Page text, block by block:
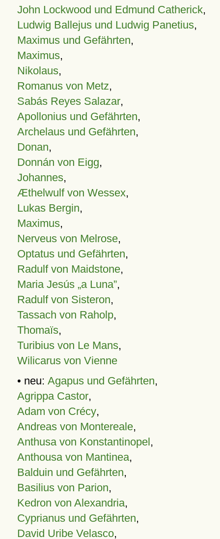
John Lockwood und Edmund Catherick,
Ludwig Ballejus und Ludwig Panetius,
Maximus und Gefährten,
Maximus,
Nikolaus,
Romanus von Metz,
Sabás Reyes Salazar,
Apollonius und Gefährten,
Archelaus und Gefährten,
Donan,
Donnán von Eigg,
Johannes,
Æthelwulf von Wessex,
Lukas Bergin,
Maximus,
Nerveus von Melrose,
Optatus und Gefährten,
Radulf von Maidstone,
Maria Jesús „a Luna”,
Radulf von Sisteron,
Tassach von Raholp,
Thomaïs,
Turibius von Le Mans,
Wilicarus von Vienne
• neu: Agapus und Gefährten,
Agrippa Castor,
Adam von Crécy,
Andreas von Montereale,
Anthusa von Konstantinopel,
Anthousa von Mantinea,
Balduin und Gefährten,
Basilius von Parion,
Kedron von Alexandria,
Cyprianus und Gefährten,
David Uribe Velasco,